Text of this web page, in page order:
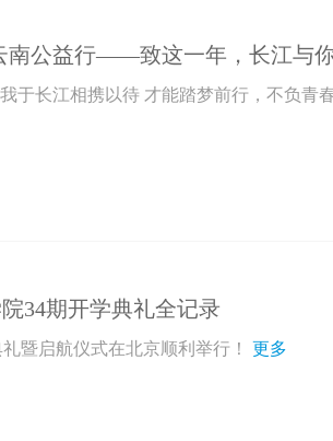
南公益行——致这一年，长江与
于长江相携以待 才能踏梦前行，不负青
34期开学典礼全记录
暨启航仪式在北京顺利举行！ 更多